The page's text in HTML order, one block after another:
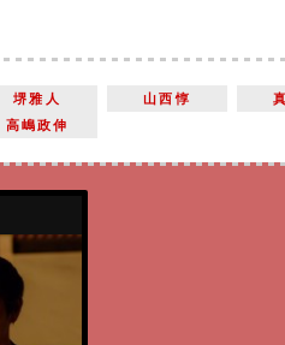
堺雅人 山西惇
高嶋政伸